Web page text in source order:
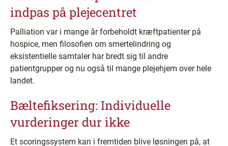
indpas på plejecentret
Palliation var i mange år forbeholdt kræftpatienter på
hospice, men filosofien om smertelindring og
eksistentielle samtaler har bredt sig til andre
patientgrupper og nu også til mange plejehjem over hele
landet.
Bæltefiksering: Individuelle
vurderinger dur ikke
Et scoringssystem kan i fremtiden blive løsningen på, at